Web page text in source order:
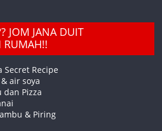
JOM JANA DUIT
RUMAH!!
Secret Recipe
air soya
dan Pizza
& Piring